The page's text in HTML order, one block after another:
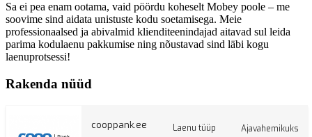
Sa ei pea enam ootama, vaid pöördu koheselt Mobey poole – me
soovime sind aidata unistuste kodu soetamisega. Meie
professionaalsed ja abivalmid klienditeenindajad aitavad sul leida
parima kodulaenu pakkumise ning nõustavad sind läbi kogu
laenuprotsessi!
Rakenda nüüd
cooppank.ee Laenu tüüp Ajavahemikuks